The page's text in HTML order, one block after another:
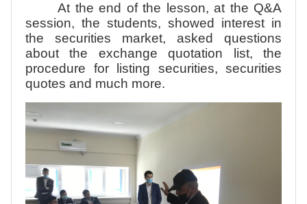
At the end of the lesson, at the Q&A
session, the students, showed interest in
the securities market, asked questions
about the exchange quotation list, the
procedure for listing securities, securities
quotes and much more.